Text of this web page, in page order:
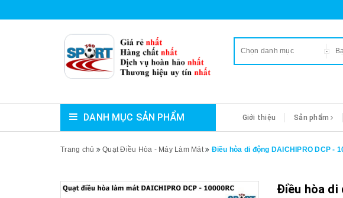
Chọn danh mục
DANH MỤC SẢN PHẨM Giới thiệu Sản phẩm
Trang chủ Quạt Điều Hòa - Máy Làm Mát Điều hòa di động DAICHIPRO DCP -
Điều hòa di